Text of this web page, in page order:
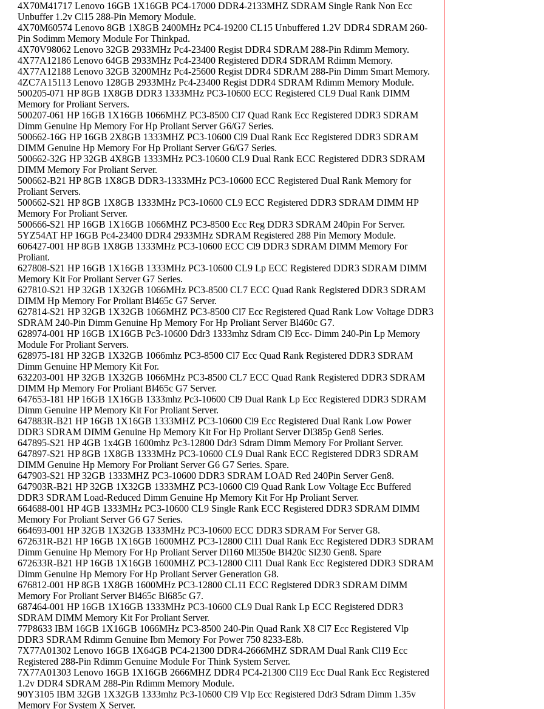
4X70M41717 Lenovo 16GB 1X16GB PC4-17000 DDR4-2133MHZ SDRAM Single Rank Non Ecc
Unbuffer 1.2v Cl15 288-Pin Memory Module.
4X70M60574 Lenovo 8GB 1X8GB 2400MHz PC4-19200 CL15 Unbuffered 1.2V DDR4 SDRAM 260-
Pin Sodimm Memory Module For Thinkpad.
4X70V98062 Lenovo 32GB 2933MHz Pc4-23400 Regist DDR4 SDRAM 288-Pin Rdimm Memory.
4X77A12186 Lenovo 64GB 2933MHz Pc4-23400 Registered DDR4 SDRAM Rdimm Memory.
4X77A12188 Lenovo 32GB 3200MHz Pc4-25600 Regist DDR4 SDRAM 288-Pin Dimm Smart Memory.
4ZC7A15113 Lenovo 128GB 2933MHz Pc4-23400 Regist DDR4 SDRAM Rdimm Memory Module.
500205-071 HP 8GB 1X8GB DDR3 1333MHz PC3-10600 ECC Registered CL9 Dual Rank DIMM
Memory for Proliant Servers.
500207-061 HP 16GB 1X16GB 1066MHZ PC3-8500 Cl7 Quad Rank Ecc Registered DDR3 SDRAM
Dimm Genuine Hp Memory For Hp Proliant Server G6/G7 Series.
500662-16G HP 16GB 2X8GB 1333MHZ PC3-10600 Cl9 Dual Rank Ecc Registered DDR3 SDRAM
DIMM Genuine Hp Memory For Hp Proliant Server G6/G7 Series.
500662-32G HP 32GB 4X8GB 1333MHz PC3-10600 CL9 Dual Rank ECC Registered DDR3 SDRAM
DIMM Memory For Proliant Server.
500662-B21 HP 8GB 1X8GB DDR3-1333MHz PC3-10600 ECC Registered Dual Rank Memory for
Proliant Servers.
500662-S21 HP 8GB 1X8GB 1333MHz PC3-10600 CL9 ECC Registered DDR3 SDRAM DIMM HP
Memory For Proliant Server.
500666-S21 HP 16GB 1X16GB 1066MHZ PC3-8500 Ecc Reg DDR3 SDRAM 240pin For Server.
5YZ54AT HP 16GB Pc4-23400 DDR4 2933MHz SDRAM Registered 288 Pin Memory Module.
606427-001 HP 8GB 1X8GB 1333MHz PC3-10600 ECC Cl9 DDR3 SDRAM DIMM Memory For
Proliant.
627808-S21 HP 16GB 1X16GB 1333MHz PC3-10600 CL9 Lp ECC Registered DDR3 SDRAM DIMM
Memory Kit For Proliant Server G7 Series.
627810-S21 HP 32GB 1X32GB 1066MHz PC3-8500 CL7 ECC Quad Rank Registered DDR3 SDRAM
DIMM Hp Memory For Proliant Bl465c G7 Server.
627814-S21 HP 32GB 1X32GB 1066MHZ PC3-8500 Cl7 Ecc Registered Quad Rank Low Voltage DDR3
SDRAM 240-Pin Dimm Genuine Hp Memory For Hp Proliant Server Bl460c G7.
628974-001 HP 16GB 1X16GB Pc3-10600 Ddr3 1333mhz Sdram Cl9 Ecc- Dimm 240-Pin Lp Memory
Module For Proliant Servers.
628975-181 HP 32GB 1X32GB 1066mhz PC3-8500 Cl7 Ecc Quad Rank Registered DDR3 SDRAM
Dimm Genuine HP Memory Kit For.
632203-001 HP 32GB 1X32GB 1066MHz PC3-8500 CL7 ECC Quad Rank Registered DDR3 SDRAM
DIMM Hp Memory For Proliant Bl465c G7 Server.
647653-181 HP 16GB 1X16GB 1333mhz Pc3-10600 Cl9 Dual Rank Lp Ecc Registered DDR3 SDRAM
Dimm Genuine HP Memory Kit For Proliant Server.
647883R-B21 HP 16GB 1X16GB 1333MHZ PC3-10600 Cl9 Ecc Registered Dual Rank Low Power
DDR3 SDRAM DIMM Genuine Hp Memory Kit For Hp Proliant Server Dl385p Gen8 Series.
647895-S21 HP 4GB 1x4GB 1600mhz Pc3-12800 Ddr3 Sdram Dimm Memory For Proliant Server.
647897-S21 HP 8GB 1X8GB 1333MHz PC3-10600 CL9 Dual Rank ECC Registered DDR3 SDRAM
DIMM Genuine Hp Memory For Proliant Server G6 G7 Series. Spare.
647903-S21 HP 32GB 1333MHZ PC3-10600 DDR3 SDRAM LOAD Red 240Pin Server Gen8.
647903R-B21 HP 32GB 1X32GB 1333MHZ PC3-10600 Cl9 Quad Rank Low Voltage Ecc Buffered
DDR3 SDRAM Load-Reduced Dimm Genuine Hp Memory Kit For Hp Proliant Server.
664688-001 HP 4GB 1333MHz PC3-10600 CL9 Single Rank ECC Registered DDR3 SDRAM DIMM
Memory For Proliant Server G6 G7 Series.
664693-001 HP 32GB 1X32GB 1333MHz PC3-10600 ECC DDR3 SDRAM For Server G8.
672631R-B21 HP 16GB 1X16GB 1600MHZ PC3-12800 Cl11 Dual Rank Ecc Registered DDR3 SDRAM
Dimm Genuine Hp Memory For Hp Proliant Server Dl160 Ml350e Bl420c Sl230 Gen8. Spare
672633R-B21 HP 16GB 1X16GB 1600MHZ PC3-12800 Cl11 Dual Rank Ecc Registered DDR3 SDRAM
Dimm Genuine Hp Memory For Hp Proliant Server Generation G8.
676812-001 HP 8GB 1X8GB 1600MHz PC3-12800 CL11 ECC Registered DDR3 SDRAM DIMM
Memory For Proliant Server Bl465c Bl685c G7.
687464-001 HP 16GB 1X16GB 1333MHz PC3-10600 CL9 Dual Rank Lp ECC Registered DDR3
SDRAM DIMM Memory Kit For Proliant Server.
77P8633 IBM 16GB 1X16GB 1066MHz PC3-8500 240-Pin Quad Rank X8 Cl7 Ecc Registered Vlp
DDR3 SDRAM Rdimm Genuine Ibm Memory For Power 750 8233-E8b.
7X77A01302 Lenovo 16GB 1X64GB PC4-21300 DDR4-2666MHZ SDRAM Dual Rank Cl19 Ecc
Registered 288-Pin Rdimm Genuine Module For Think System Server.
7X77A01303 Lenovo 16GB 1X16GB 2666MHZ DDR4 PC4-21300 Cl19 Ecc Dual Rank Ecc Registered
1.2v DDR4 SDRAM 288-Pin Rdimm Memory Module.
90Y3105 IBM 32GB 1X32GB 1333mhz Pc3-10600 Cl9 Vlp Ecc Registered Ddr3 Sdram Dimm 1.35v
Memory For System X Server.